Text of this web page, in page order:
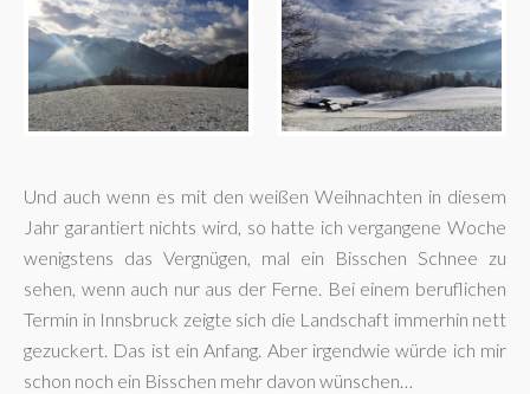
Und auch wenn es mit den weißen Weihnachten in diesem
Jahr garantiert nichts wird, so hatte ich vergangene Woche
wenigstens das Vergnügen, mal ein Bisschen Schnee zu
sehen, wenn auch nur aus der Ferne. Bei einem beruflichen
Termin in Innsbruck zeigte sich die Landschaft immerhin nett
gezuckert. Das ist ein Anfang. Aber irgendwie würde ich mir
schon noch ein Bisschen mehr davon wünschen…